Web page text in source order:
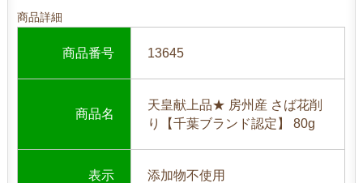
商品詳細
商品番号 13645
商品名
天皇献上品★ 房州産 さば花削
り【千葉ブランド認定】 80g
表示 添加物不使用